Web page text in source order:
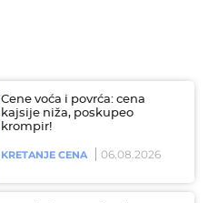
Cene voća i povrća: cena
kajsije niža, poskupeo
krompir!
KRETANJE CENA 06.08.2026